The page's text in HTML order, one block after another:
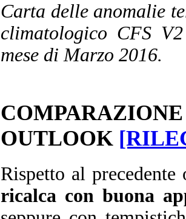
Carta delle anomalie
climatologico CFS
mese di Marzo 2016.
OUTLOOK
Rispetto al precedente
ricalca con buona